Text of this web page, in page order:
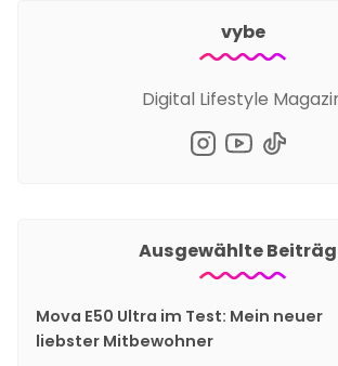
vybe
Digital Lifestyle
Ausgewählte
Mova E50 Ultra im Test: Mein neuer
liebster Mitbewohner